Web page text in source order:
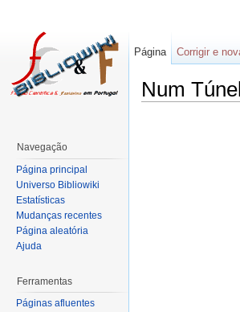
Num
Página Corrigir e
Navegação
Página principal
Universo Bibliowiki
Estatísticas
Mudanças recentes
Página aleatória
Ajuda
Ferramentas
Páginas afluentes